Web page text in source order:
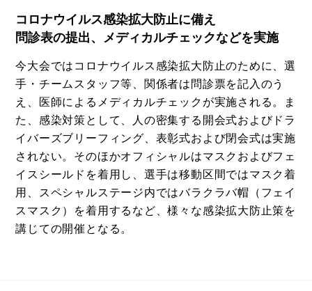
コロナウイルス感染拡大防止に備え
問診表の提出、メディカルチェックなどを実施
今大会ではコロナウイルス感染拡大防止のために、選
手・チームスタッフ等、関係者は問診票を記入のう
え、医師によるメディカルチェックが実施される。ま
た、感染対策として、人の密集する開会式およびドラ
イバーズブリーフィング、表彰式および閉会式は実施
されない。そのほかオフィシャルはマスクおよびフェ
イスシールドを着用し、選手は移動区間ではマスク着
用、スペシャルステージ内ではバラクラバ帽（フェイ
スマスク）を着用するなど、様々な感染拡大防止策を
講じての開催となる。